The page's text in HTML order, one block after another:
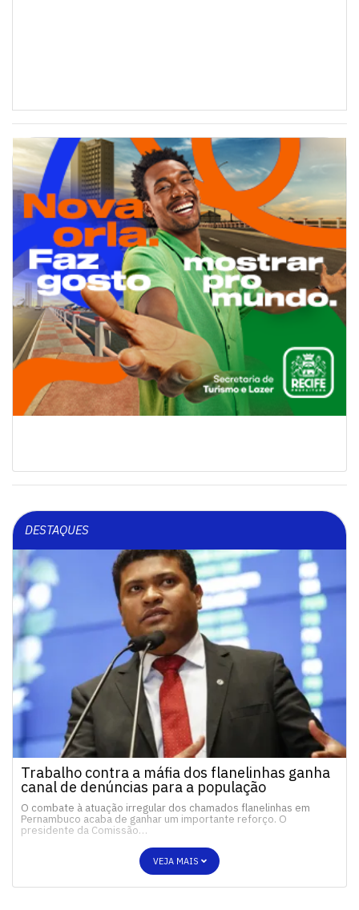
DESTAQUES
Trabalho contra a máfia dos flanelinhas ganha
canal de denúncias para a população
O combate à atuação irregular dos chamados flanelinhas em
Pernambuco acaba de ganhar um importante reforço. O
presidente da Comissão…
VEJA MAIS